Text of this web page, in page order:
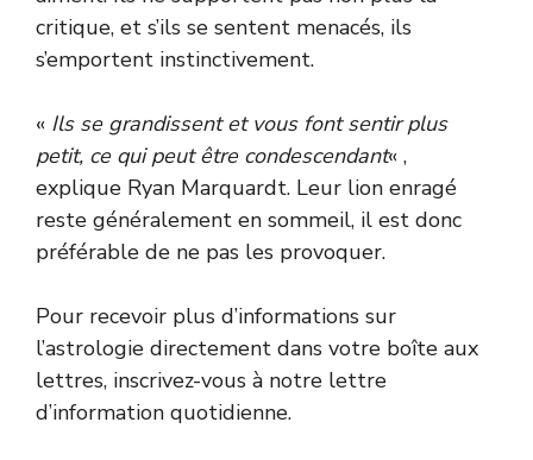
critique, et s’ils se sentent menacés, ils
s’emportent instinctivement.
« Ils se grandissent et vous font sentir plus
petit, ce qui peut être condescendant« ,
explique Ryan Marquardt. Leur lion enragé
reste généralement en sommeil, il est donc
préférable de ne pas les provoquer.
Pour recevoir plus d’informations sur
l’astrologie directement dans votre boîte aux
lettres, inscrivez-vous à notre lettre
d’information quotidienne.